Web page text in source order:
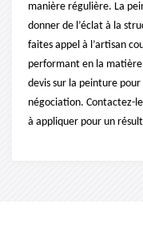
manière régulière. La
donner de l’éclat à la
faites appel à l’artisan
performant en la
devis sur la peinture
négociation. Contactez-
à appliquer pour un